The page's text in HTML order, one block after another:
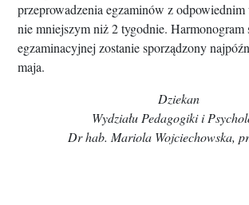
przeprowadzenia egzaminów z
nie mniejszym niż 2 tygodnie. Harmonogram
egzaminacyjnej zostanie sporządzony
maja.
Dziekan
Wydziału Pedagogiki i
Dr hab. Mariola Wojciechowska,